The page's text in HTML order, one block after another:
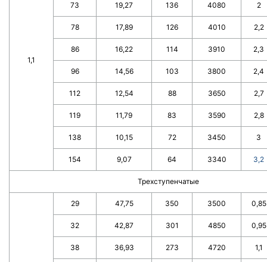
1,1
73 19,27 136 4080 2
78 17,89 126 4010 2,2
86 16,22 114 3910 2,3
96 14,56 103 3800 2,4
112 12,54 88 3650 2,7
119 11,79 83 3590 2,8
138 10,15 72 3450 3
154 9,07 64 3340 3,2
Трехступенчатые
29 47,75 350 3500 0,85
32 42,87 301 4850 0,95
38 36,93 273 4720 1,1